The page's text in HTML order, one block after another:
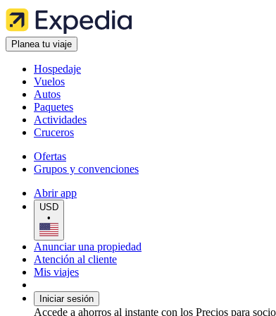
Planea tu viaje
Hospedaje
Vuelos
Autos
Paquetes
Actividades
Cruceros
Ofertas
Grupos y convenciones
Abrir app
USD
•
Anunciar una propiedad
Atención al cliente
Mis viajes
Iniciar sesión
Accede a ahorros al instante con los Precios para